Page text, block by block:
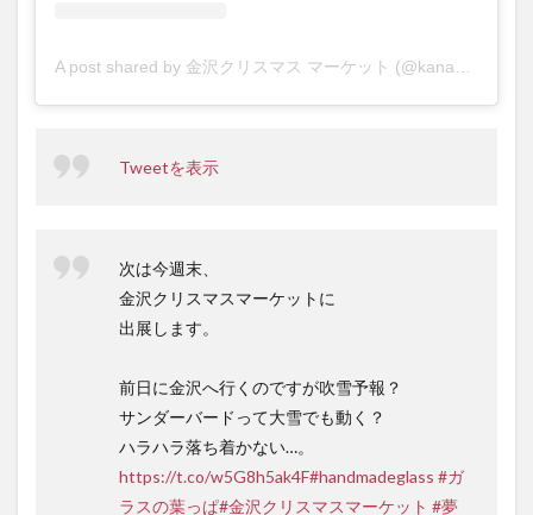
Tweetを表示
次は今週末、
金沢クリスマスマーケットに
出展します。
前日に金沢へ行くのですが吹雪予報？
サンダーバードって大雪でも動く？
ハラハラ落ち着かない…。
https://t.co/w5G8h5ak4F#handmadeglass #ガ
ラスの葉っぱ#金沢クリスマスマーケット #夢